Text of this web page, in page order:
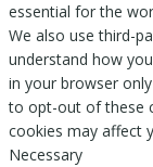
essential for the
We also use third-
understand how
in your browser
to opt-out of these
cookies may affect
Necessary